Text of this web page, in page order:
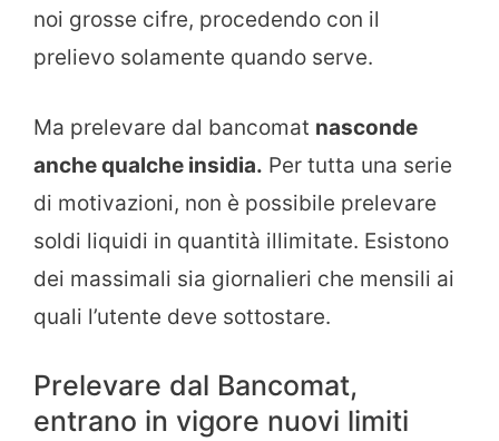
noi grosse cifre, procedendo con il
prelievo solamente quando serve.
Ma prelevare dal bancomat nasconde
anche qualche insidia. Per tutta una serie
di motivazioni, non è possibile prelevare
soldi liquidi in quantità illimitate. Esistono
dei massimali sia giornalieri che mensili ai
quali l’utente deve sottostare.
Prelevare dal Bancomat,
entrano in vigore nuovi limiti